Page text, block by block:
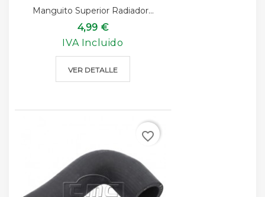
Manguito Superior Radiador...
4,99 €
IVA Incluido
VER DETALLE
favorite_border